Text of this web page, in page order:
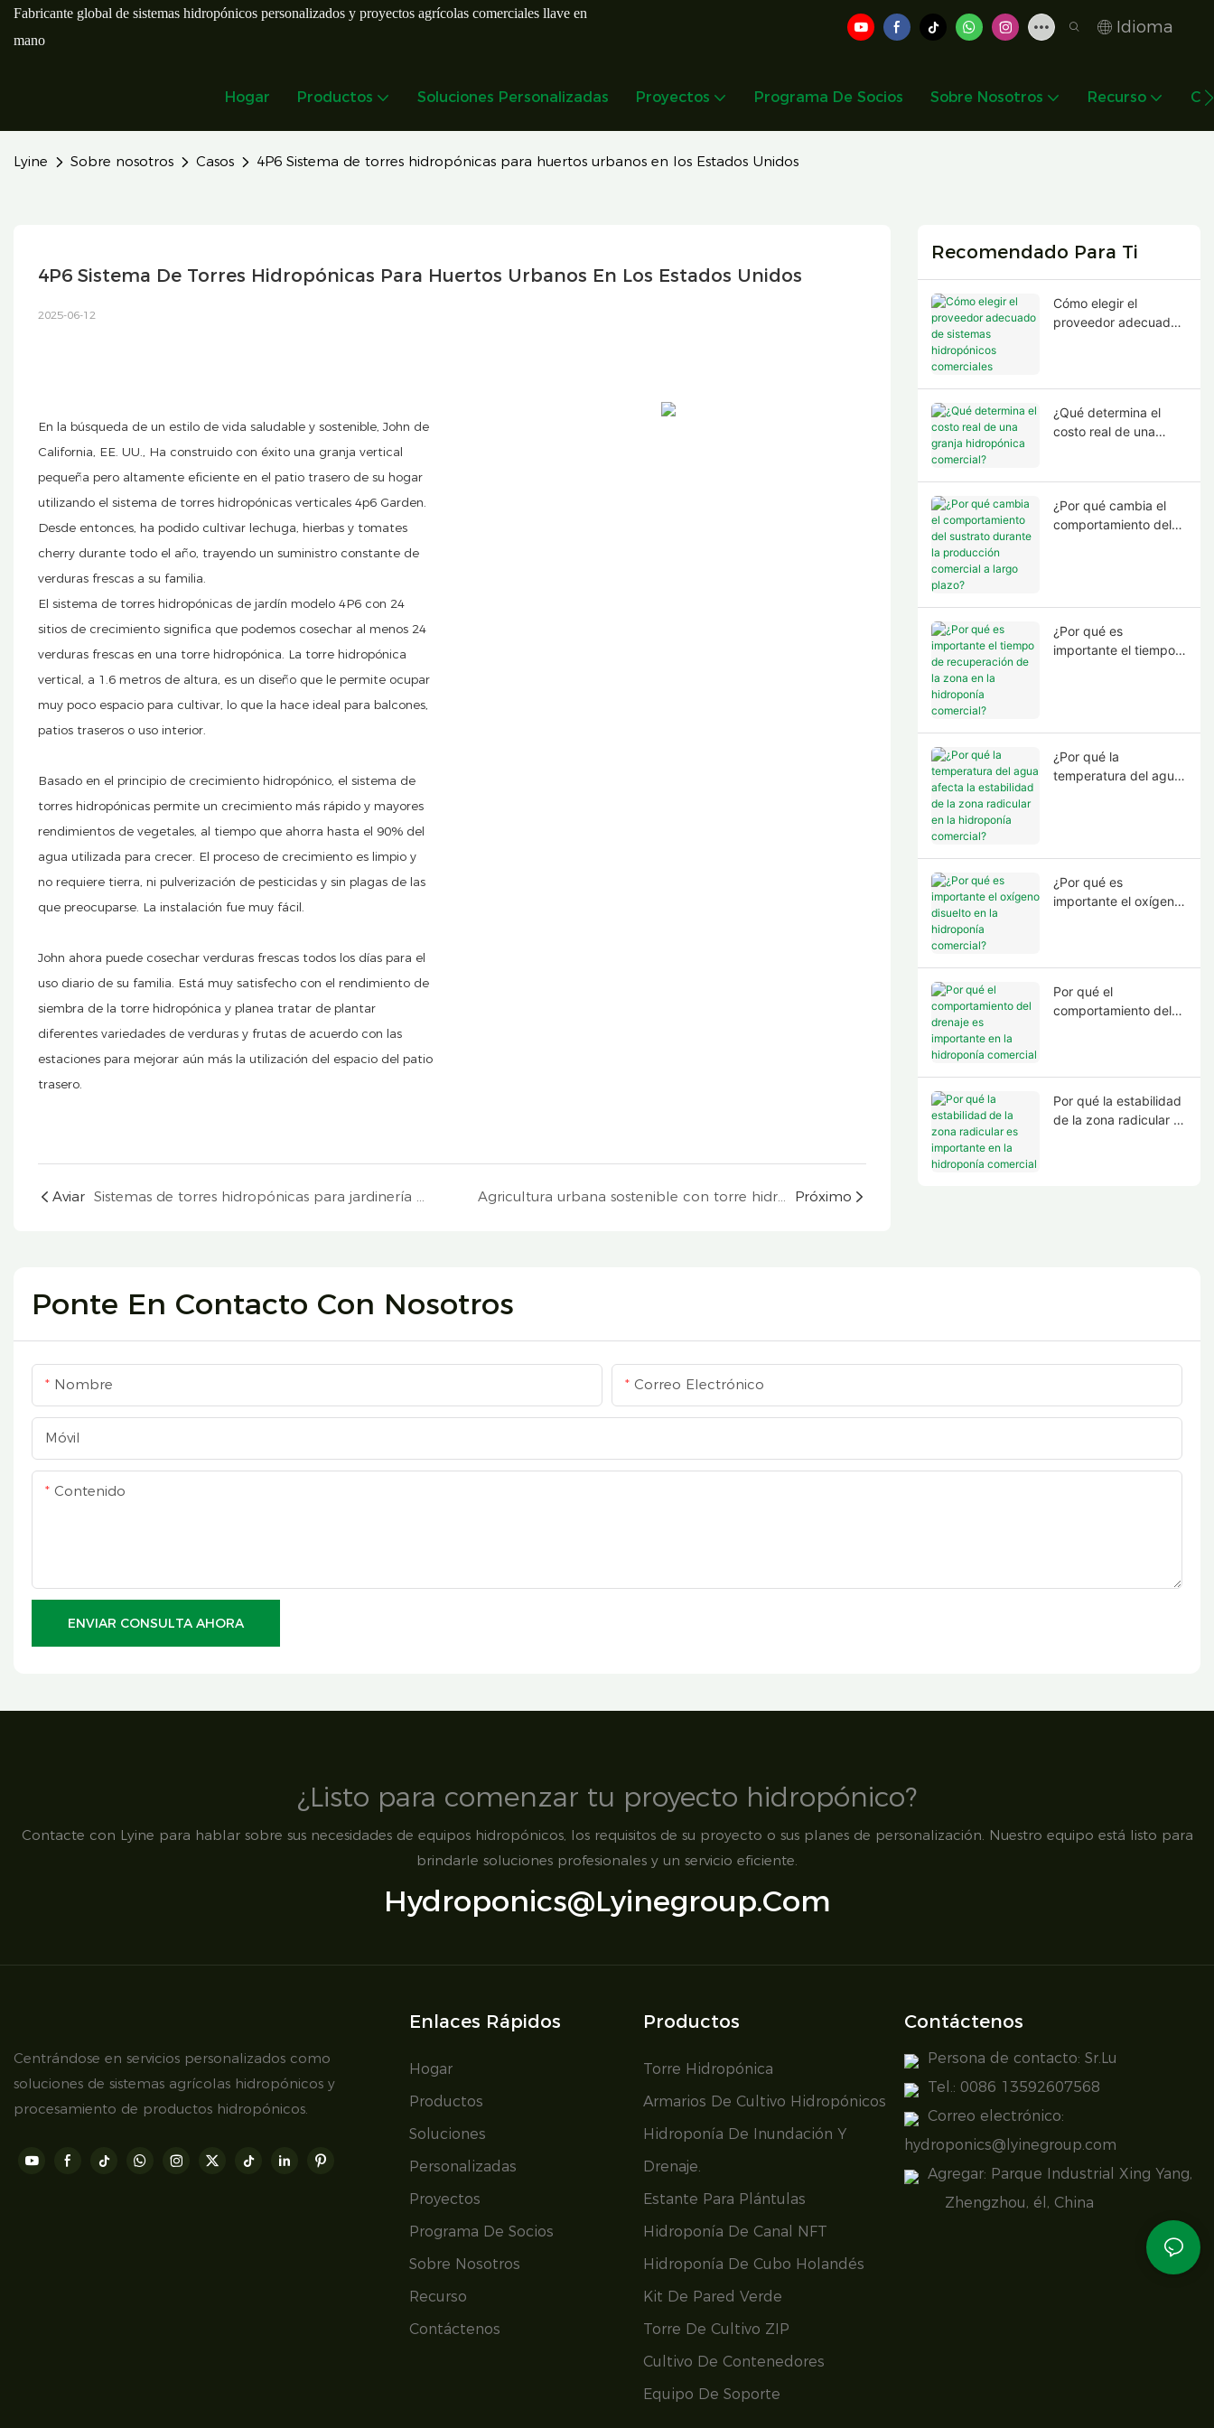
Fabricante global de sistemas hidropónicos personalizados y proyectos agrícolas comerciales llave en
mano
Idioma
Hogar Productos Soluciones Personalizadas Proyectos Programa De Socios Sobre Nosotros Recurso
Lyine Sobre nosotros Casos 4P6 Sistema de torres hidropónicas para huertos urbanos en los Estados Unidos
4P6 Sistema De Torres Hidropónicas Para Huertos Urbanos En Los Estados Unidos
2025-06-12
En la búsqueda de un estilo de vida saludable y sostenible, John de
California, EE. UU., Ha construido con éxito una granja vertical
pequeña pero altamente eficiente en el patio trasero de su hogar
utilizando el sistema de torres hidropónicas verticales 4p6 Garden.
Desde entonces, ha podido cultivar lechuga, hierbas y tomates
cherry durante todo el año, trayendo un suministro constante de
verduras frescas a su familia.
El sistema de torres hidropónicas de jardín modelo 4P6 con 24
sitios de crecimiento significa que podemos cosechar al menos 24
verduras frescas en una torre hidropónica. La torre hidropónica
vertical, a 1.6 metros de altura, es un diseño que le permite ocupar
muy poco espacio para cultivar, lo que la hace ideal para balcones,
patios traseros o uso interior.
Basado en el principio de crecimiento hidropónico, el sistema de
torres hidropónicas permite un crecimiento más rápido y mayores
rendimientos de vegetales, al tiempo que ahorra hasta el 90% del
agua utilizada para crecer. El proceso de crecimiento es limpio y
no requiere tierra, ni pulverización de pesticidas y sin plagas de las
que preocuparse. La instalación fue muy fácil.
John ahora puede cosechar verduras frescas todos los días para el
uso diario de su familia. Está muy satisfecho con el rendimiento de
siembra de la torre hidropónica y planea tratar de plantar
diferentes variedades de verduras y frutas de acuerdo con las
estaciones para mejorar aún más la utilización del espacio del patio
trasero.
Aviar Sistemas de torres hidropónicas para jardinería en el hogar y cultivo interior en Arabia Saudita Agricultura urbana sostenible con torre hidropónica 4p6 en Italia Próximo
Recomendado Para Ti
Cómo elegir el
proveedor adecuado
¿Qué determina el
costo real de una
¿Por qué cambia el
comportamiento del
¿Por qué es
importante el tiempo
¿Por qué la
temperatura del agua
¿Por qué es
importante el oxígeno
Por qué el
comportamiento del
Por qué la estabilidad
de la zona radicular es
Ponte En Contacto Con Nosotros
Nombre Correo Electrónico
Móvil
Contenido
ENVIAR CONSULTA AHORA
¿Listo para comenzar tu proyecto hidropónico?
Contacte con Lyine para hablar sobre sus necesidades de equipos hidropónicos, los requisitos de su proyecto o sus planes de personalización. Nuestro equipo está listo para
brindarle soluciones profesionales y un servicio eficiente.
Hydroponics@lyinegroup.com
Centrándose en servicios personalizados como
soluciones de sistemas agrícolas hidropónicos y
procesamiento de productos hidropónicos.
Enlaces Rápidos
Hogar
Productos
Soluciones
Personalizadas
Proyectos
Programa De Socios
Sobre Nosotros
Recurso
Contáctenos
Productos
Torre Hidropónica
Armarios De Cultivo Hidropónicos
Hidroponía De Inundación Y
Drenaje.
Estante Para Plántulas
Hidroponía De Canal NFT
Hidroponía De Cubo Holandés
Kit De Pared Verde
Torre De Cultivo ZIP
Cultivo De Contenedores
Equipo De Soporte
Contáctenos
Persona de contacto: Sr.Lu
Tel.: 0086 13592607568
Correo electrónico:
hydroponics@lyinegroup.com
Agregar: Parque Industrial Xing Yang,
Zhengzhou, él, China